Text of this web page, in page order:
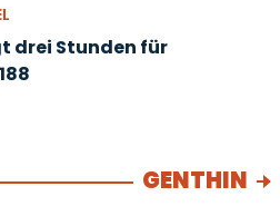
drei Stunden für
GENTHIN